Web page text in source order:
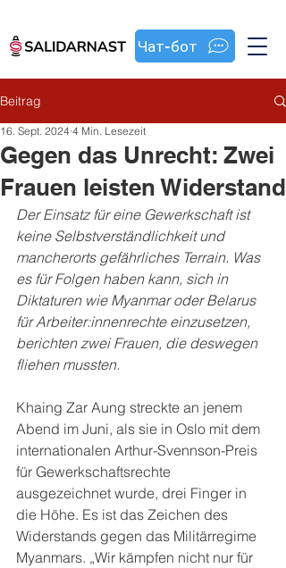
Чат-бот
Beitrag
Gegen das Unrecht: Zwei
Frauen leisten Widerstand
16. Sept. 2024 4 Min. Lesezeit
Der Einsatz für eine Gewerkschaft ist
keine Selbstverständlichkeit und
mancherorts gefährliches Terrain. Was
es für Folgen haben kann, sich in
Diktaturen wie Myanmar oder Belarus
für Arbeiter:innenrechte einzusetzen,
berichten zwei Frauen, die deswegen
fliehen mussten.
Khaing Zar Aung streckte an jenem
Abend im Juni, als sie in Oslo mit dem
internationalen Arthur-Svennson-Preis
für Gewerkschaftsrechte
ausgezeichnet wurde, drei Finger in
die Höhe. Es ist das Zeichen des
Widerstands gegen das Militärregime
Myanmars. „Wir kämpfen nicht nur für